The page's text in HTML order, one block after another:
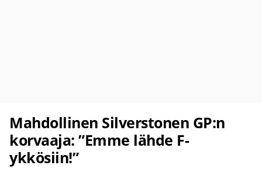
Mahdollinen Silverstonen GP:n
korvaaja: ”Emme lähde F-
ykkösiin!”